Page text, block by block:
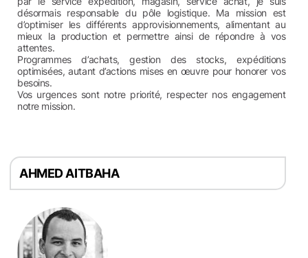
désormais responsable du pôle logistique. Ma mission est
d’optimiser les différents approvisionnements, alimentant au
mieux la production et permettre ainsi de répondre à vos
attentes.
Programmes d’achats, gestion des stocks, expéditions
optimisées, autant d’actions mises en œuvre pour honorer vos
besoins.
Vos urgences sont notre priorité, respecter nos engagement
notre mission.
AHMED AITBAHA